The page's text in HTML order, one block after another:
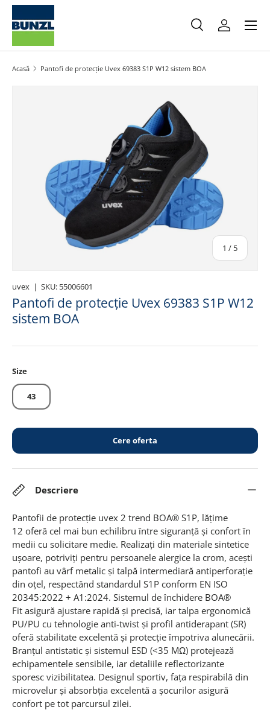
Salt la conținut
Caută
Caută
Meniu
Acasă Pantofi de protecție Uvex 69383 S1P W12 sistem BOA
1 / din
5
uvex | SKU: 55006601
Pantofi de protecție Uvex 69383 S1P W12
sistem BOA
Size
43
Cere oferta
Descriere
Pantofii de protecție uvex 2 trend BOA® S1P, lățime
12 oferă cel mai bun echilibru între siguranță și confort în
medii cu solicitare medie. Realizați din materiale sintetice
ușoare, potriviți pentru persoanele alergice la crom, acești
pantofi au vârf metalic și talpă intermediară antiperforație
din oțel, respectând standardul S1P conform EN ISO
20345:2022 + A1:2024. Sistemul de închidere BOA®
Fit asigură ajustare rapidă și precisă, iar talpa ergonomică
PU/PU cu tehnologie anti-twist și profil antiderapant (SR)
oferă stabilitate excelentă și protecție împotriva alunecării.
Branțul antistatic și sistemul ESD (<35 MΩ) protejează
echipamentele sensibile, iar detaliile reflectorizante
sporesc vizibilitatea. Designul sportiv, fața respirabilă din
microvelur și absorbția excelentă a șocurilor asigură
confort pe tot parcursul zilei.